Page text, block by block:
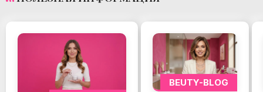
BEUTY-BLOG